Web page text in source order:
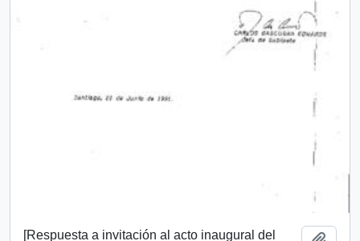
[Respuesta a invitación al acto inaugural del